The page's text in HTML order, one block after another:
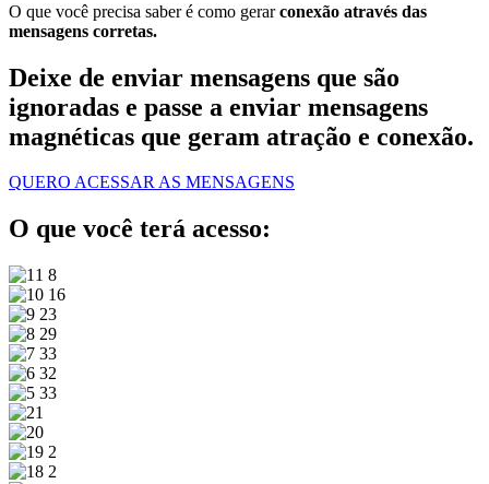
O que você precisa saber é como gerarconexão através das
mensagens corretas.
Deixe de enviar mensagens que são
ignoradas e passe a enviar mensagens
magnéticas que geram atração e conexão.
QUERO ACESSAR AS MENSAGENS
O que você terá acesso: